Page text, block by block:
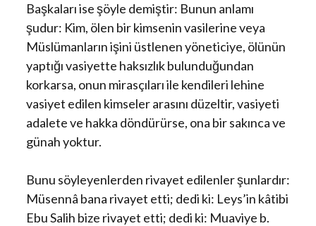
Başkaları ise şöyle demiştir: Bunun anlamı
şudur: Kim, ölen bir kimsenin vasilerine veya
Müslümanların işini üstlenen yöneticiye, ölünün
yaptığı vasiyette haksızlık bulunduğundan
korkarsa, onun mirasçıları ile kendileri lehine
vasiyet edilen kimseler arasını düzeltir, vasiyeti
adalete ve hakka döndürürse, ona bir sakınca ve
günah yoktur.
Bunu söyleyenlerden rivayet edilenler şunlardır:
Müsennâ bana rivayet etti; dedi ki: Leys’in kâtibi
Ebu Salih bize rivayet etti; dedi ki: Muaviye b.